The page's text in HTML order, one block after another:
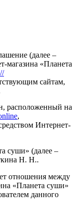
(далее –
магазина «Планета
сайтам,
расположенный на
,
Интернет-
суши» (далее –
Н. Н..
отношения между
«Планета суши»
данного